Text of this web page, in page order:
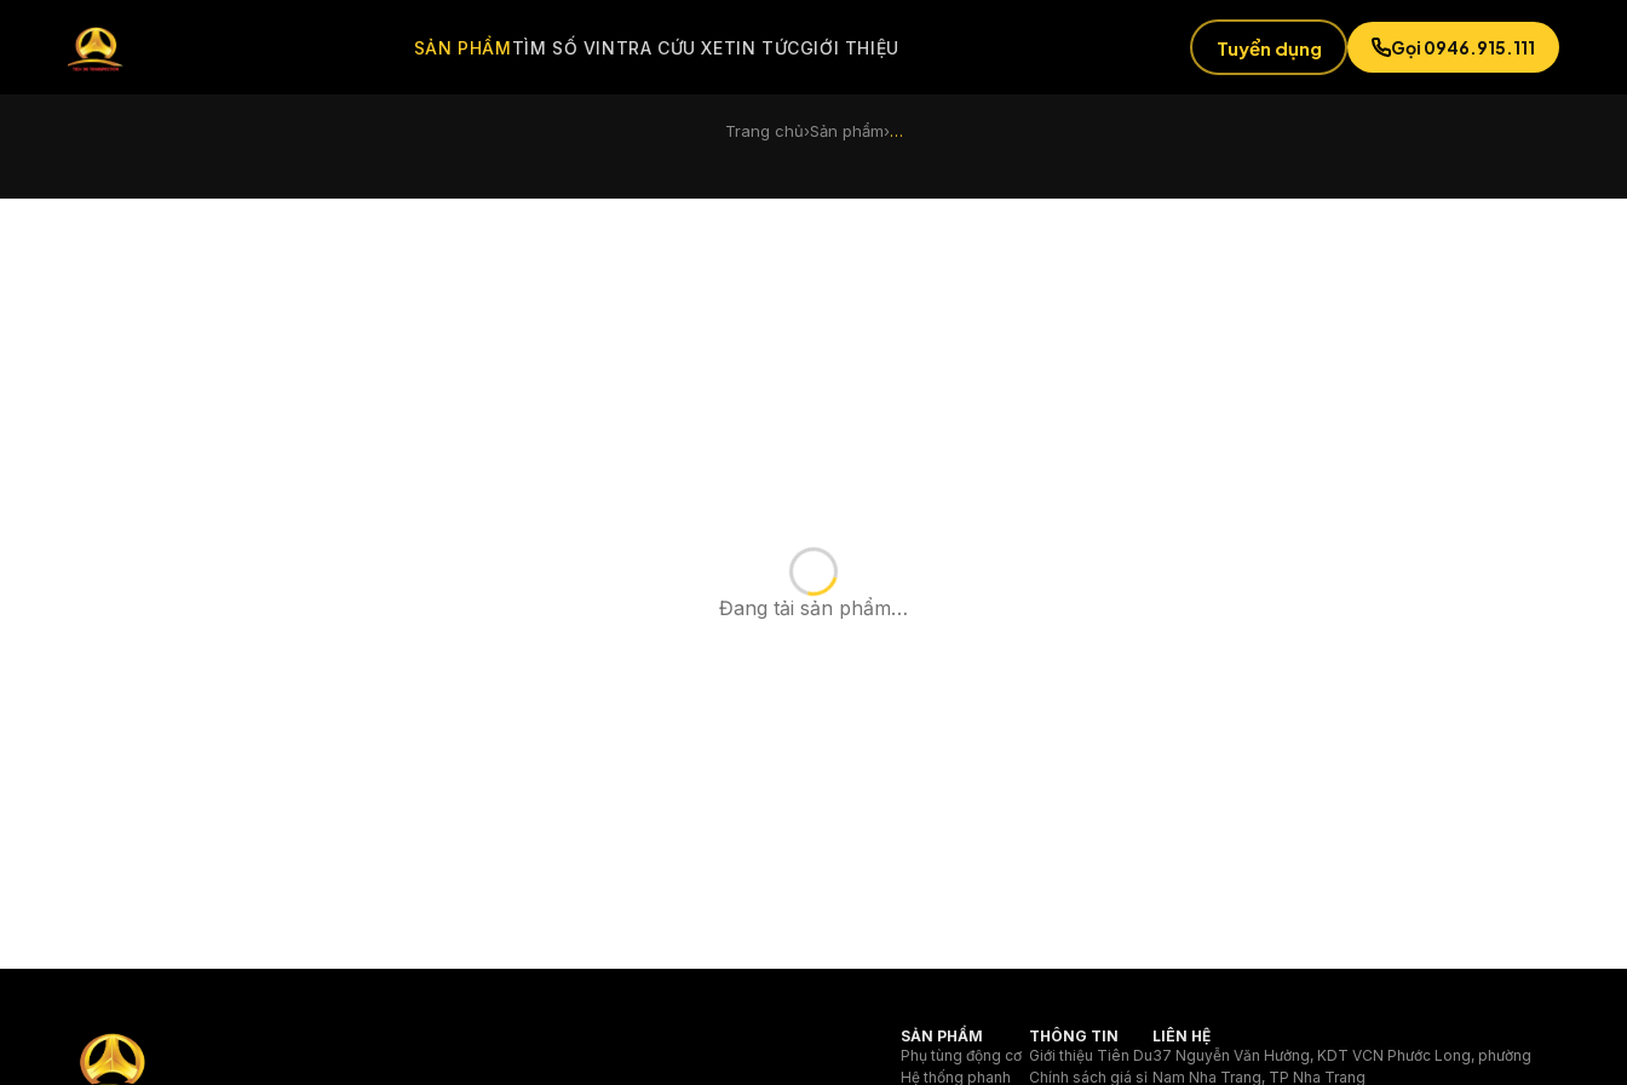
SẢN PHẨMTÌM SỐ VINTRA CỨU XETIN TỨCGIỚI THIỆU Tuyển dụng Gọi 0946.915.111
Trang chủ›Sản phẩm›…
Đang tải sản phẩm…
SẢN PHẨM
Phụ tùng động cơ
Hệ thống phanh
THÔNG TIN
Giới thiệu Tiên Du
Chính sách giá sỉ
LIÊN HỆ
37 Nguyễn Văn Hưởng, KDT VCN Phước Long, phường
Nam Nha Trang, TP Nha Trang